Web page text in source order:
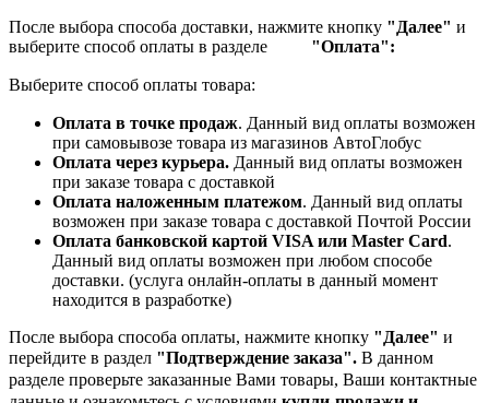
После выбора способа доставки, нажмите кнопку "Далее" и
выберите способ оплаты в разделе "Оплата":
Выберите способ оплаты товара:
Оплата в точке продаж. Данный вид оплаты возможен
при самовывозе товара из магазинов АвтоГлобус
Оплата через курьера. Данный вид оплаты возможен
при заказе товара с доставкой
Оплата наложенным платежом. Данный вид оплаты
возможен при заказе товара с доставкой Почтой России
Оплата банковской картой VISA или Master Card.
Данный вид оплаты возможен при любом способе
доставки. (услуга онлайн-оплаты в данный момент
находится в разработке)
После выбора способа оплаты, нажмите кнопку "Далее" и
перейдите в раздел "Подтверждение заказа". В данном
разделе проверьте заказанные Вами товары, Ваши контактные